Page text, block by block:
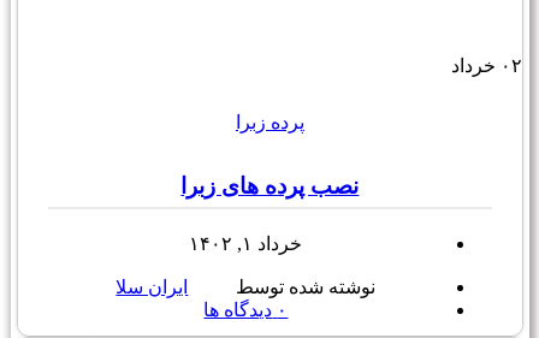
۰۲ خرداد
پرده زبرا
نصب پرده های زبرا
خرداد ۱, ۱۴۰۲
نوشته شده توسط
ایران سلا
۰ دیدگاه ها